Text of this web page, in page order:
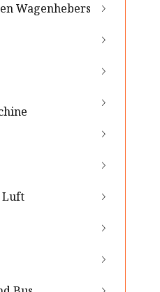
Wagenhebers
Luft